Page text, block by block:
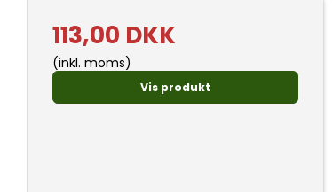
113,00 DKK
(inkl. moms)
Vis produkt